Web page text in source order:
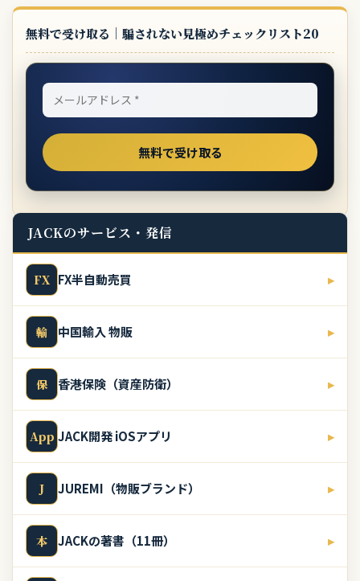
無料で受け取る｜騙されない見極めチェックリスト20
JACKのサービス・発信
FX FX半自動売買 ▸
輸 中国輸入 物販 ▸
保 香港保険（資産防衛） ▸
App JACK開発 iOSアプリ ▸
J JUREMI（物販ブランド） ▸
本 JACKの著書（11冊） ▸